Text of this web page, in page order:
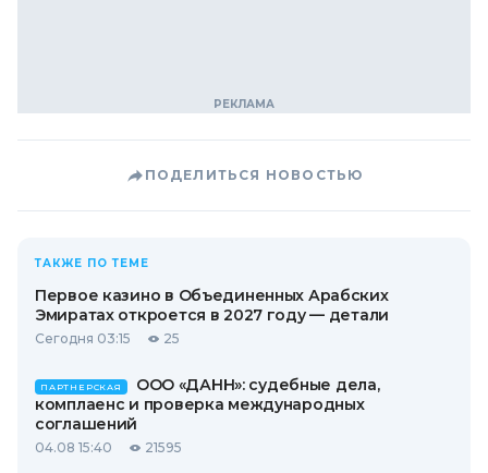
ПОДЕЛИТЬСЯ НОВОСТЬЮ
ТАКЖЕ ПО ТЕМЕ
Первое казино в Объединенных Арабских
Эмиратах откроется в 2027 году — детали
Сегодня 03:15 25
ПАРТНЕРСКАЯ
ООО «ДАНН»: судебные дела,
комплаенс и проверка международных
соглашений
04.08 15:40 21595